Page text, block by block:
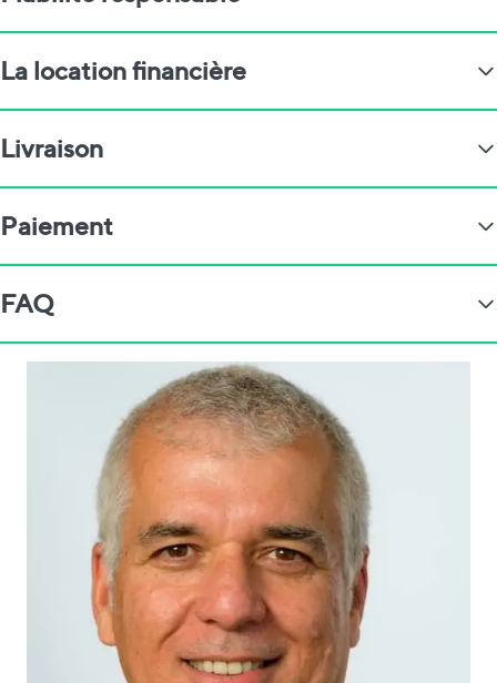
La location financière
Livraison
Paiement
FAQ